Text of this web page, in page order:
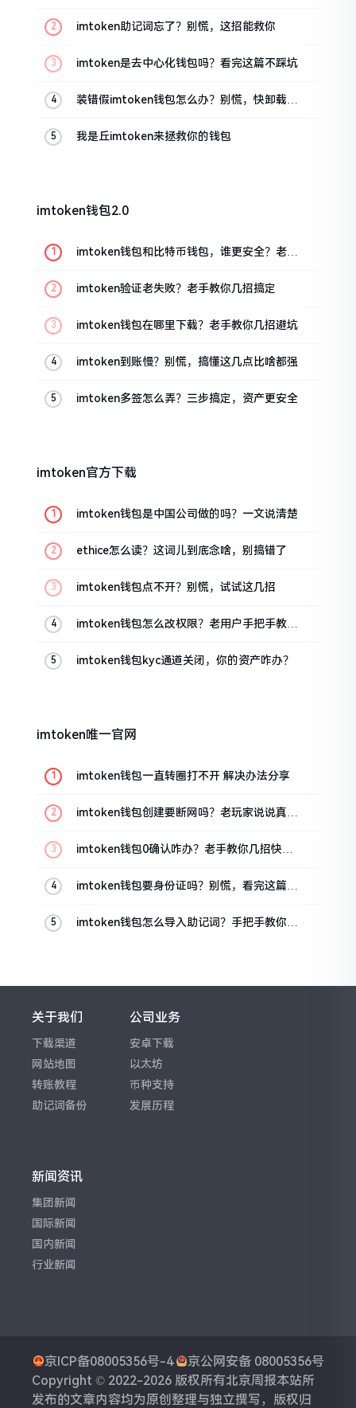
imtoken助记词忘了？别慌，这招能救你
imtoken是去中心化钱包吗？看完这篇不踩坑
装错假imtoken钱包怎么办？别慌，快卸载，
我是丘imtoken来拯救你的钱包
imtoken钱包2.0
imtoken钱包和比特币钱包，谁更安全？老玩
imtoken验证老失败？老手教你几招搞定
imtoken钱包在哪里下载？老手教你几招避坑
imtoken到账慢？别慌，搞懂这几点比啥都强
imtoken多签怎么弄？三步搞定，资产更安全
imtoken官方下载
imtoken钱包是中国公司做的吗？一文说清楚
ethice怎么读？这词儿到底念啥，别搞错了
imtoken钱包点不开？别慌，试试这几招
imtoken钱包怎么改权限？老用户手把手教你
imtoken钱包kyc通道关闭，你的资产咋办？
imtoken唯一官网
imtoken钱包一直转圈打不开 解决办法分享
imtoken钱包创建要断网吗？老玩家说说真实
imtoken钱包0确认咋办？老手教你几招快速
imtoken钱包要身份证吗？别慌，看完这篇就
imtoken钱包怎么导入助记词？手把手教你找
关于我们
下载渠道
网站地图
转账教程
助记词备份
公司业务
安卓下载
以太坊
币种支持
发展历程
新闻资讯
集团新闻
国际新闻
国内新闻
行业新闻
京ICP备08005356号-4
京公网安备 08005356号
Copyright © 2022-2026 版权所有北京周报本站所
发布的文章内容均为原创整理与独立撰写，版权归